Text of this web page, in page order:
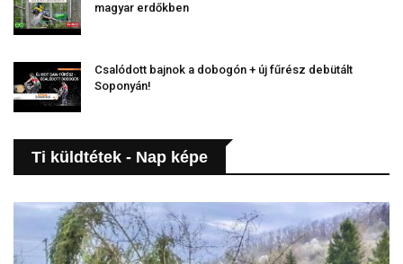
magyar erdőkben
Csalódott bajnok a dobogón + új fűrész debütált
Soponyán!
Ti küldtétek - Nap képe